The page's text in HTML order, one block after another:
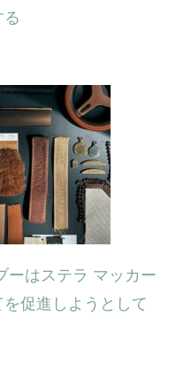
ーはステラ マッカー
促進しようとして